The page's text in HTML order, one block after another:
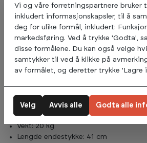
12 cm senter serratering på midten av
grep når du kjører knebøy og de 2
hver side av stangen gjør det enkelt for
grepsbredde hver gang du skal løfte
Abilica WeightBar 220 cm 50 mm
treningsrom hjemme som hos en
SPESIFIKASJONER
Lengde: 220 cm
Vekt: 20 kg
Lengde endestykke: 41 cm
Vi og våre forretningspartnere bruker
inkludert informasjonskapsler, til å
deg for ulike formål, inkludert:
markedsføring. Ved å trykke 'Godta',
disse formålene. Du kan også velge
samtykker til ved å klikke på
av formålet, og deretter trykke 'Lagre
Avvis alle
Velg Godta alle